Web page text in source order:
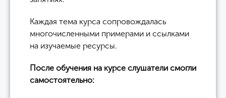
Каждая тема курса сопровождалась
многочисленными примерами и ссылками
на изучаемые ресурсы.
После обучения на курсе слушатели смогли
самостоятельно: